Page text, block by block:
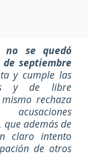
no se quedó
septiembre
y cumple las
y de libre
rechaza
además de
claro intento
de otros